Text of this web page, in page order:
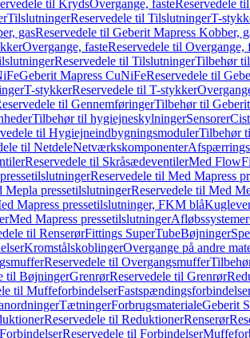
til KrydsOvergange, fasteReservedele
TilslutningerReservedele til TilslutningerT-
gasReservedele til Geberit Mapress Kobber,
Overgange, fasteReservedele til Overgange,
Reservedele til TilslutningerTilbehør
Geberit Mapress CuNiFeReservedele til
T-stykkerReservedele til T-stykker
til GennemføringerTilbehør til
Tilbehør til hygiejneskylningerSensorer
til HygiejneindbygningsmodulerTilbehør
til NetdeleNetværkskomponenter
Reservedele til SkråsædeventilerMed
Reservedele til Med Mapress
Mepla pressetilslutningerReservedele til Med
Mapress pressetilslutninger, FKM blå
Med Mapress pressetilslutningerAfløbssystemer
til RenserørFittings SuperTubeBøjninger
KromstålskoblingerOvergange på andre
Reservedele til Overgangsmuffer
til BøjningerGrenrørReservedele til Grenrør
til Muffeforbindelser
TætningerForbrugsmaterialeGeberit
Reservedele til ReduktionerRenserør
ForbindelserReservedele til Forbindelser